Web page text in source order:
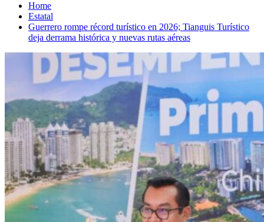
Home
Estatal
Guerrero rompe récord turístico en 2026; Tianguis Turístico
deja derrama histórica y nuevas rutas aéreas